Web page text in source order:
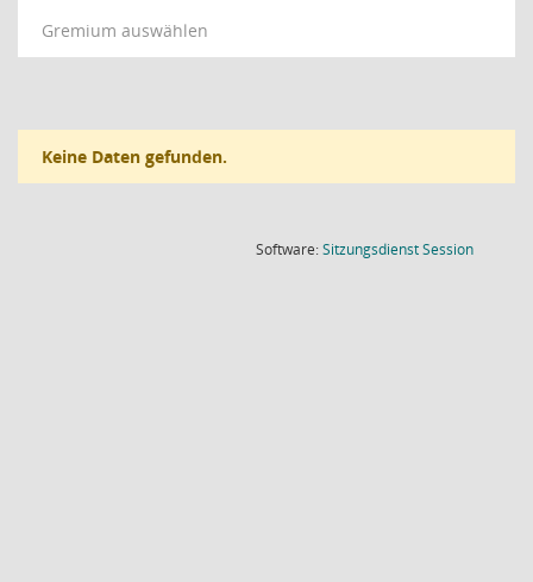
Gremium auswählen
Keine Daten gefunden.
Software:SitzungsdienstSession(Wird in